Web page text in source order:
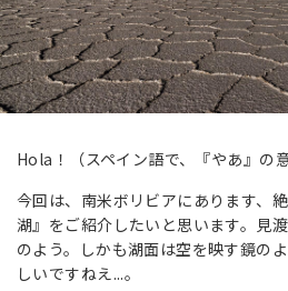
Hola！（スペイン語で、『やあ』の意
今回は、南米ボリビアにあります、
湖』をご紹介したいと思います。見
のよう。しかも湖面は空を映す鏡の
しいですねえ...。